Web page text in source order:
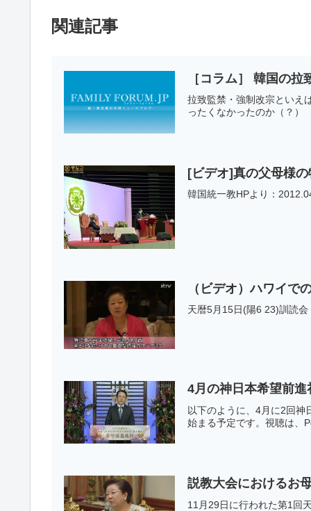
関連記事
［コラム］ 韓国の
拉致監禁・強制改宗といえ
ったくなかったのか（？
[ビデオ]真の父母様の
韓国統一教HPより：
（ビデオ）ハワイで
天暦5月15日(陽6 23)訓読
4月の神日本希望前進
以下のように、4月に2回
始まる予定です。視聴は、
説教大会におけるお
11月29日に行われた第1回